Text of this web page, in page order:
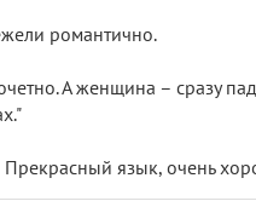
романтично.
А женщина – сразу
язык, очень